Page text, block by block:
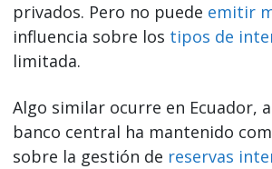
privados. Pero no puede emitir
influencia sobre los tipos de
limitada.
Algo similar ocurre en Ecuador,
banco central ha mantenido
sobre la gestión de reservas